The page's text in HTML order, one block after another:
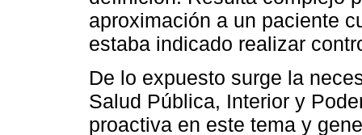
aproximación a un paciente
estaba indicado realizar
De lo expuesto surge la
Salud Pública, Interior y
proactiva en este tema y